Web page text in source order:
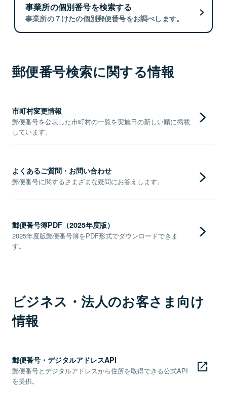
事業所の個別番号を検索する
事業所の７けたの個別郵便番号をお調べします。
郵便番号検索に関する情報
市町村変更情報
郵便番号を公表した市町村の一覧を実施日の新しい順に掲載
しています。
よくあるご質問・お問い合わせ
郵便番号に関するさまざまな疑問にお答えします。
郵便番号簿PDF（2025年度版）
2025年度版郵便番号簿をPDF形式でダウンロードできま
す。
ビジネス・法人のお客さま向け
情報
郵便番号・デジタルアドレスAPI
郵便番号とデジタルアドレスから住所を取得できる公式API
を提供。